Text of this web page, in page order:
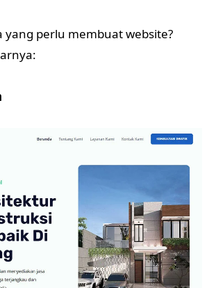
yang perlu membuat website?